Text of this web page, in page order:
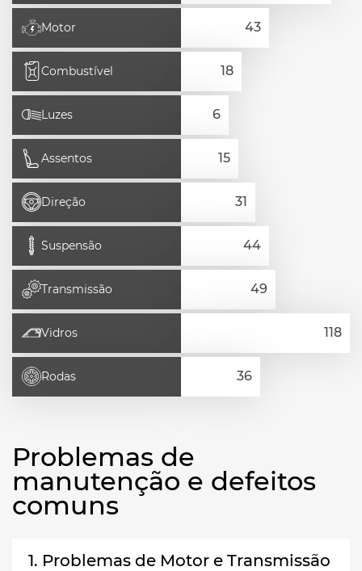
Motor
Combustível
Luzes
Assentos
Direção
Suspensão
Transmissão
Vidros
Rodas
Problemas de
manutenção e defeitos
comuns
1. Problemas de Motor e Transmissão